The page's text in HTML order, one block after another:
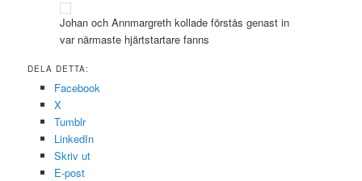
Johan och Annmargreth kollade förstås genast in
var närmaste hjärtstartare fanns
DELA DETTA:
Facebook
X
Tumblr
LinkedIn
Skriv ut
E-post